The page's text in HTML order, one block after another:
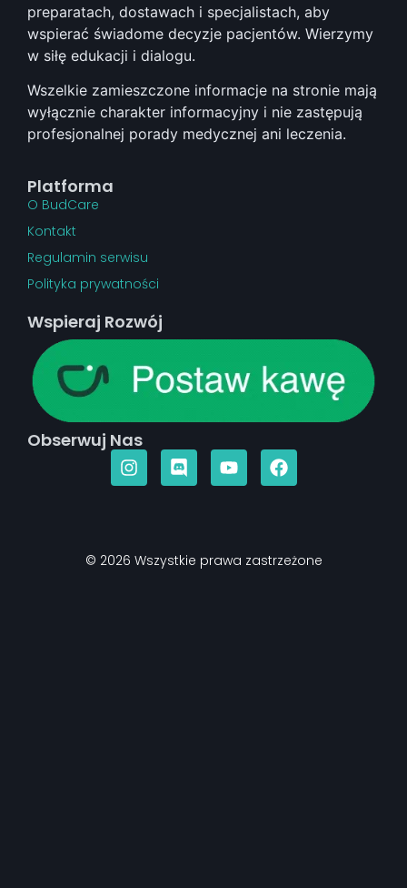
preparatach, dostawach i specjalistach, aby
wspierać świadome decyzje pacjentów. Wierzymy
w siłę edukacji i dialogu.
Wszelkie zamieszczone informacje na stronie mają
wyłącznie charakter informacyjny i nie zastępują
profesjonalnej porady medycznej ani leczenia.
Platforma
O BudCare
Kontakt
Regulamin serwisu
Polityka prywatności
Wspieraj Rozwój
Obserwuj Nas
© 2026 Wszystkie prawa zastrzeżone